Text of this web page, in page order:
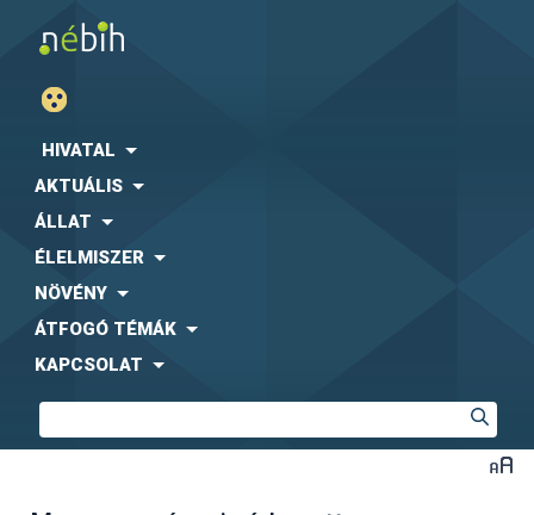
HIVATAL
AKTUÁLIS
ÁLLAT
ÉLELMISZER
NÖVÉNY
ÁTFOGÓ TÉMÁK
KAPCSOLAT